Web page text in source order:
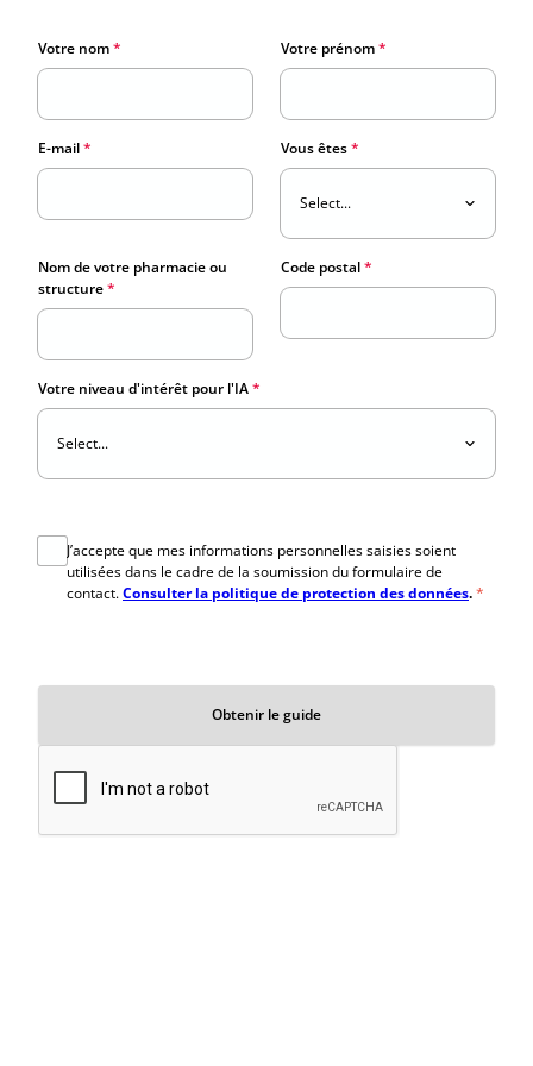
Votre nom* Votre prénom*
E-mail* Vous êtes*
Nom de votre pharmacie ou
structure*
Code postal*
Votre niveau d'intérêt pour l'IA*
J’accepte que mes informations personnelles saisies soient
utilisées dans le cadre de la soumission du formulaire de
contact.Consulter la politique de protection des données.*